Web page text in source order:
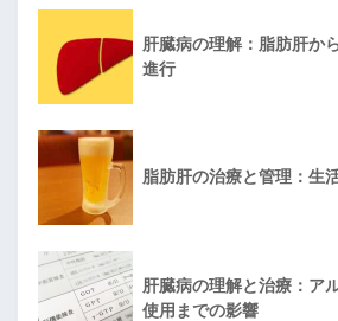
肝臓病の理解：脂肪肝か
進行
脂肪肝の治療と管理：生
肝臓病の理解と治療：ア
使用までの影響